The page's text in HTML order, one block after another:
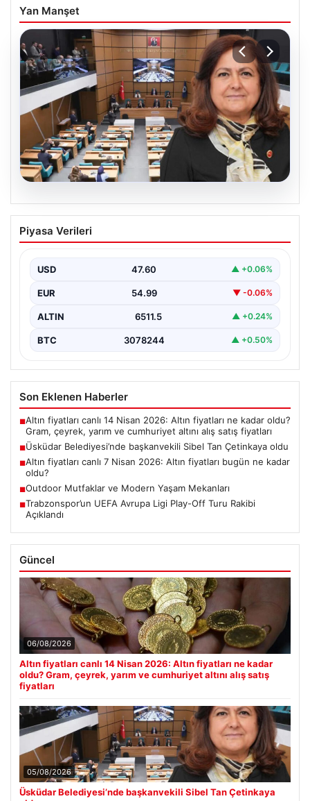
Yan Manşet
Üsküdar Belediyesi’nde başkanvekili
Sibel Tan Çetinkaya oldu
Piyasa Verileri
USD 47.60 ▲ +0.06%
EUR 54.99 ▼ -0.06%
ALTIN 6511.5 ▲ +0.24%
BTC 3078244 ▲ +0.50%
Son Eklenen Haberler
■Altın fiyatları canlı 14 Nisan 2026: Altın fiyatları ne kadar oldu?
Gram, çeyrek, yarım ve cumhuriyet altını alış satış fiyatları
■Üsküdar Belediyesi’nde başkanvekili Sibel Tan Çetinkaya oldu
■Altın fiyatları canlı 7 Nisan 2026: Altın fiyatları bugün ne kadar
oldu?
■Outdoor Mutfaklar ve Modern Yaşam Mekanları
■Trabzonspor’un UEFA Avrupa Ligi Play-Off Turu Rakibi
Açıklandı
Güncel
06/08/2026
Altın fiyatları canlı 14 Nisan 2026: Altın fiyatları ne kadar
oldu? Gram, çeyrek, yarım ve cumhuriyet altını alış satış
fiyatları
05/08/2026
Üsküdar Belediyesi’nde başkanvekili Sibel Tan Çetinkaya